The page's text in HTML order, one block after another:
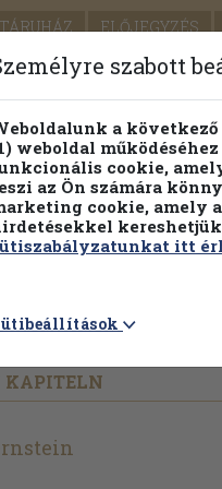
ELŐJEGYZÉS
PILLANATNYI ÁRAINK
Leute
KAPITELN
szabott
a
weboldal
cookie,
az Ön számára
cookie, amely
itt